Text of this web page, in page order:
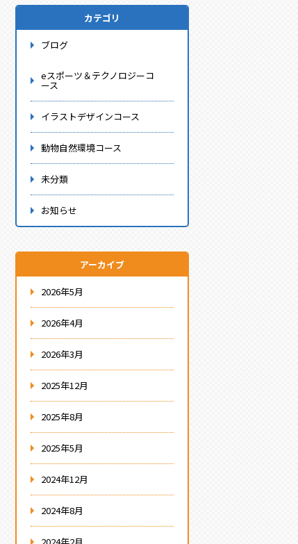
カテゴリ
ブログ
eスポーツ＆テクノロジーコ
ース
イラストデザインコース
動物自然環境コース
未分類
お知らせ
アーカイブ
2026年5月
2026年4月
2026年3月
2025年12月
2025年8月
2025年5月
2024年12月
2024年8月